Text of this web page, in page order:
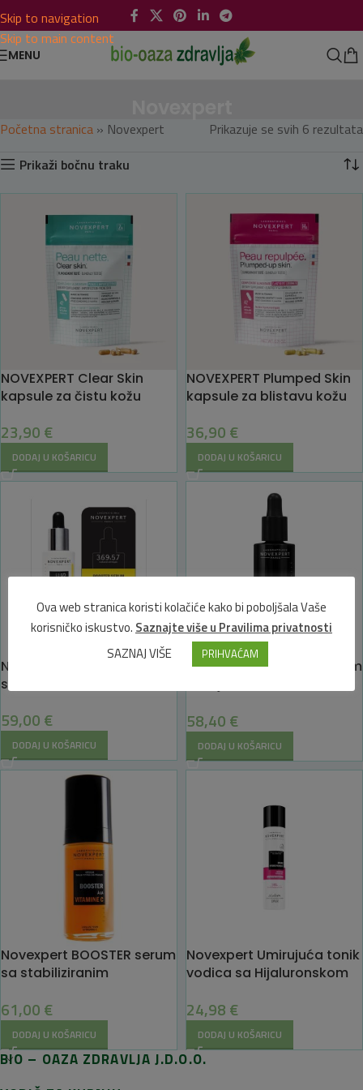
Skip to navigation
Skip to main content
MENU
Početna stranica » Novexpert
Prikazuje se svih 6 rezultata
Prikaži bočnu traku
NOVEXPERT Clear Skin
kapsule za čistu kožu
23,90 €
DODAJ U KOŠARICU
NOVEXPERT Plumped Skin
kapsule za blistavu kožu
36,90 €
DODAJ U KOŠARICU
Novexpert BOOSTER serum
sa 5 OMEGA
59,00 €
DODAJ U KOŠARICU
Novexpert BOOSTER Serum
58,40 €
DODAJ U KOŠARICU
Novexpert BOOSTER serum
sa stabiliziranim
61,00 €
DODAJ U KOŠARICU
Novexpert Umirujuća tonik
vodica sa Hijaluronskom
24,98 €
DODAJ U KOŠARICU
BIO – OAZA ZDRAVLJA J.D.O.O.
Ova web stranica koristi kolačiće kako bi poboljšala Vaše
korisničko iskustvo. Saznajte više u Pravilima privatnosti
SAZNAJ VIŠE
PRIHVAĆAM